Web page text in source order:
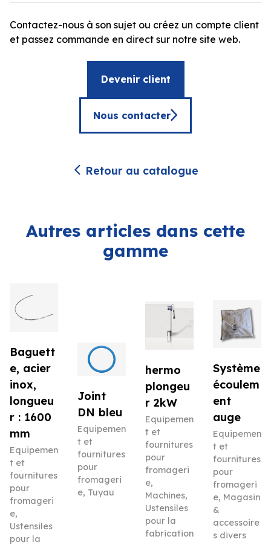
Contactez-nous à son sujet ou créez un compte client
et passez commande en direct sur notre site web.
Devenir client
Nous contacter
Retour au catalogue
Autres articles dans cette
gamme
Baguett
e, acier
inox,
longueu
r : 1600
mm
Equipemen
t et
fournitures
pour
fromageri
e,
Ustensiles
pour la
Joint
DN bleu
Equipemen
t et
fournitures
pour
fromageri
e, Tuyau
hermo
plongeu
r 2kW
Equipemen
t et
fournitures
pour
fromageri
e,
Machines,
Ustensiles
pour la
fabrication
Système
écoulem
ent
auge
Equipemen
t et
fournitures
pour
fromageri
e, Magasin
&
accessoire
s divers